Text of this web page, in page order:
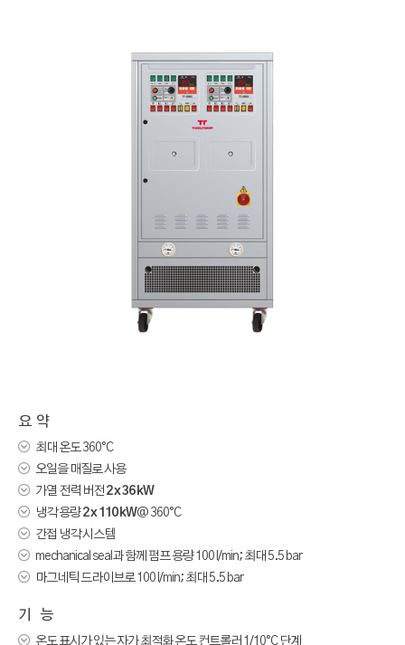
요 약
 최대 온도 360°C
 오일을 매질로 사용
 가열 전력 버전 2 x 36 kW
 냉각 용량2 x 110 kW@ 360°C
 간접 냉각 시스템
 mechanical seal과 함께 펌프 용량 100 l/min; 최대 5.5 bar
 마그네틱 드라이브로 100 l/min; 최대 5.5 bar
기 능
 온도 표시가 있는 자가 최적화 온도 컨트롤러 1/10°C 단계